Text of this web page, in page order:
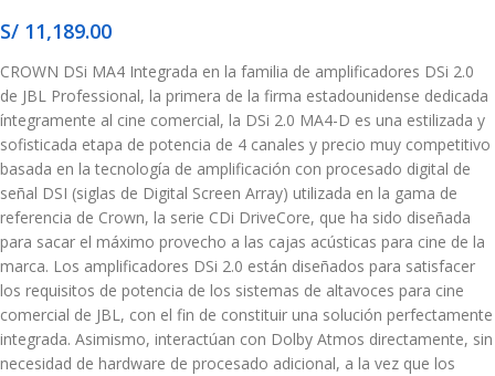
S/ 11,189.00
CROWN DSi MA4 Integrada en la familia de amplificadores DSi 2.0
de JBL Professional, la primera de la firma estadounidense dedicada
íntegramente al cine comercial, la DSi 2.0 MA4-D es una estilizada y
sofisticada etapa de potencia de 4 canales y precio muy competitivo
basada en la tecnología de amplificación con procesado digital de
señal DSI (siglas de Digital Screen Array) utilizada en la gama de
referencia de Crown, la serie CDi DriveCore, que ha sido diseñada
para sacar el máximo provecho a las cajas acústicas para cine de la
marca. Los amplificadores DSi 2.0 están diseñados para satisfacer
los requisitos de potencia de los sistemas de altavoces para cine
comercial de JBL, con el fin de constituir una solución perfectamente
integrada. Asimismo, interactúan con Dolby Atmos directamente, sin
necesidad de hardware de procesado adicional, a la vez que los